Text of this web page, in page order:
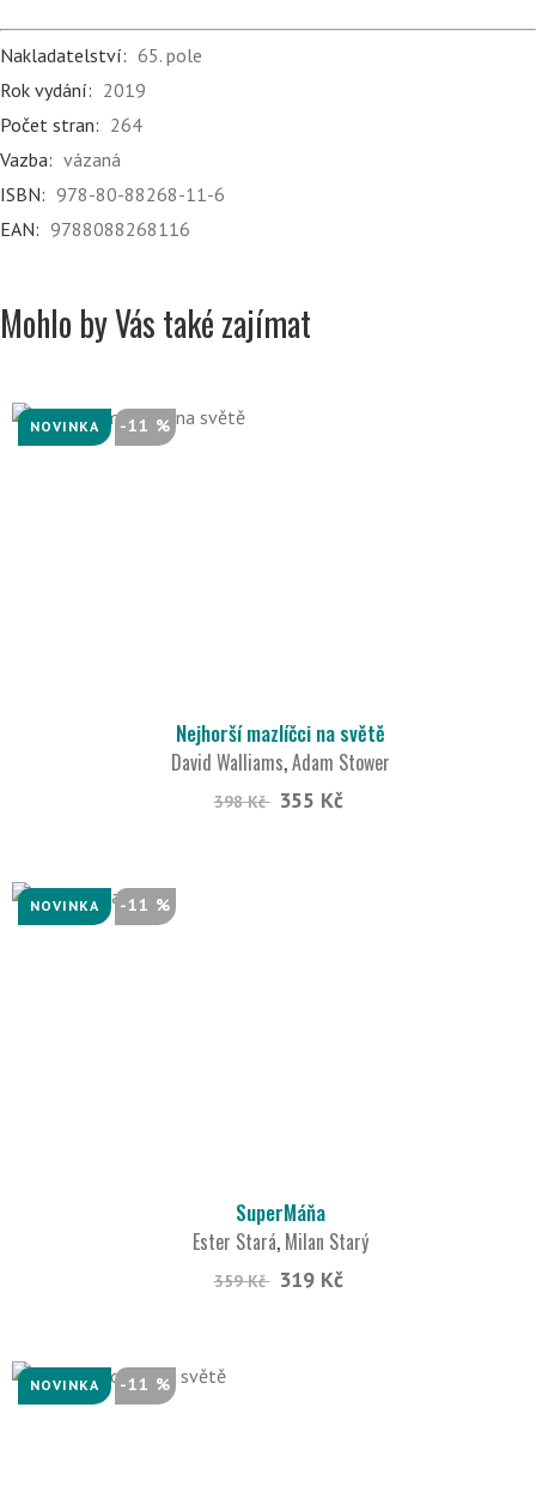
Nakladatelství: 65. pole
Rok vydání: 2019
Počet stran: 264
Vazba: vázaná
ISBN: 978-80-88268-11-6
EAN: 9788088268116
Mohlo by Vás také zajímat
NOVINKA -11 %
Nejhorší mazlíčci na světě
David Walliams,Adam Stower
398 Kč 355 Kč
NOVINKA -11 %
SuperMáňa
Ester Stará, Milan Starý
359 Kč 319 Kč
NOVINKA -11 %